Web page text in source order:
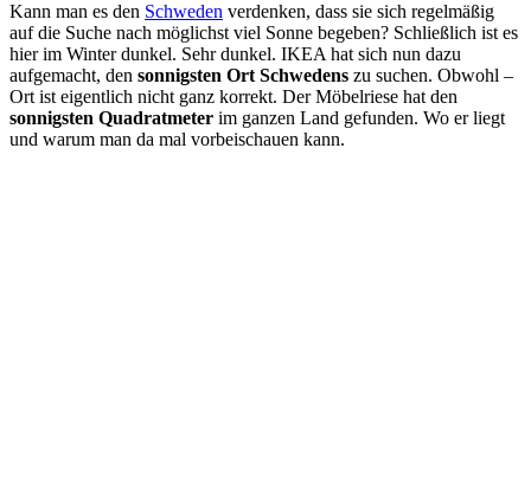
Kann man es den Schweden verdenken, dass sie sich regelmäßig
auf die Suche nach möglichst viel Sonne begeben? Schließlich ist es
hier im Winter dunkel. Sehr dunkel. IKEA hat sich nun dazu
aufgemacht, den sonnigsten Ort Schwedens zu suchen. Obwohl –
Ort ist eigentlich nicht ganz korrekt. Der Möbelriese hat den
sonnigsten Quadratmeter im ganzen Land gefunden. Wo er liegt
und warum man da mal vorbeischauen kann.